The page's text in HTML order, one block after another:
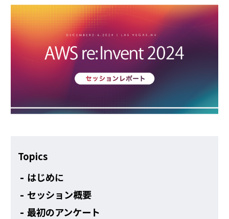
その他
Topics
はじめに
セッション概要
最初のアンケート